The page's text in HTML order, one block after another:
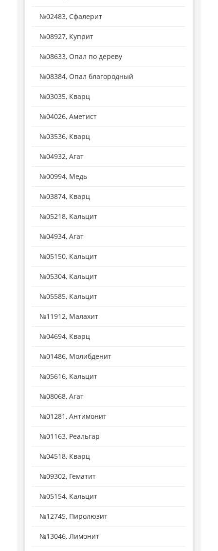
№02483, Сфалерит
№08927, Куприт
№08633, Опал по дереву
№08384, Опал благородный
№03035, Кварц
№04026, Аметист
№03536, Кварц
№04932, Агат
№00994, Медь
№03874, Кварц
№05218, Кальцит
№04934, Агат
№05150, Кальцит
№05304, Кальцит
№05585, Кальцит
№11912, Малахит
№04694, Кварц
№01486, Молибденит
№05616, Кальцит
№08068, Агат
№01281, Антимонит
№01163, Реальгар
№04518, Кварц
№09302, Гематит
№05154, Кальцит
№12745, Пиролюзит
№13046, Лимонит